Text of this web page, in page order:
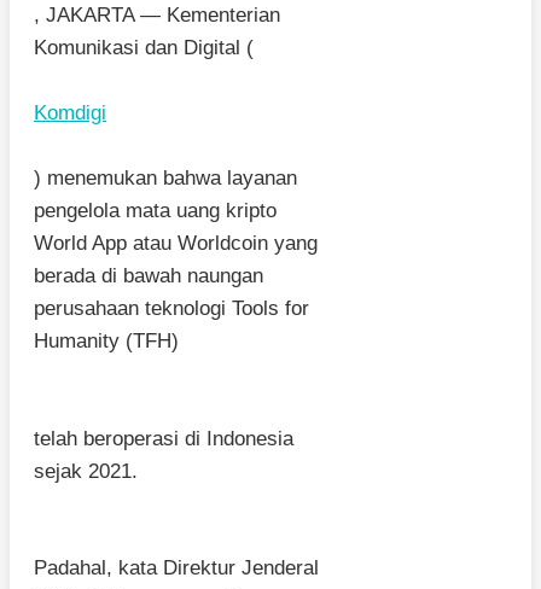
, JAKARTA — Kementerian
Komunikasi dan Digital (
Komdigi
) menemukan bahwa layanan
pengelola mata uang kripto
World App atau Worldcoin yang
berada di bawah naungan
perusahaan teknologi Tools for
Humanity (TFH)
telah beroperasi di Indonesia
sejak 2021.
Padahal, kata Direktur Jenderal